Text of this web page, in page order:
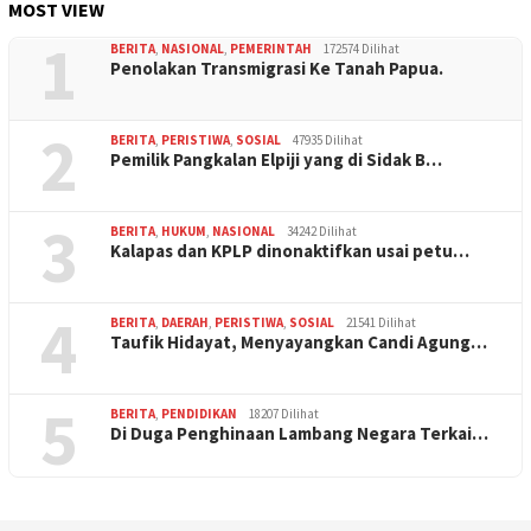
MOST VIEW
1 BERITA NASIONAL PEMERINTAH 172574 Dilihat
Penolakan Transmigrasi Ke Tanah Papua.
2 BERITA PERISTIWA SOSIAL 47935 Dilihat
Pemilik Pangkalan Elpiji yang di Sidak B…
3 BERITA HUKUM NASIONAL 34242 Dilihat
Kalapas dan KPLP dinonaktifkan usai petu…
4 BERITA DAERAH PERISTIWA SOSIAL 21541 Dilihat
Taufik Hidayat, Menyayangkan Candi Agung…
5 BERITA PENDIDIKAN 18207 Dilihat
Di Duga Penghinaan Lambang Negara Terkai…